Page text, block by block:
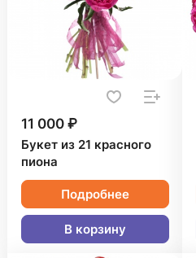
11 000 ₽
Букет из 21 красного
пиона
Подробнее
В корзину